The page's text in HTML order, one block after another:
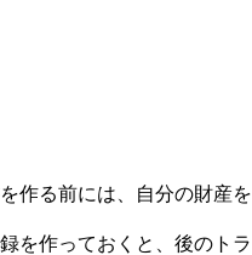
作る前には、自分の財産
を作っておくと、後のト